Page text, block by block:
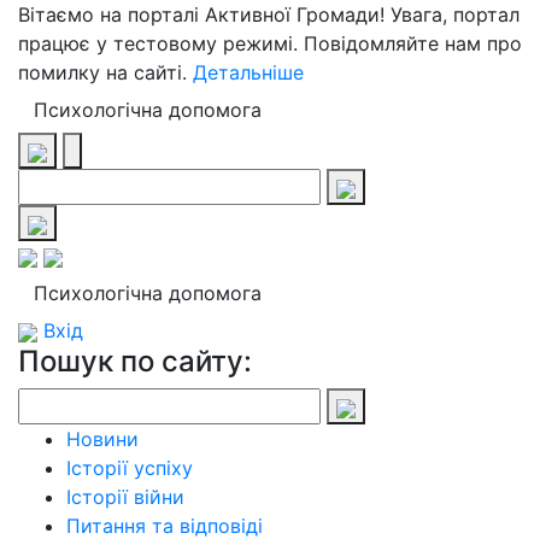
Вітаємо на порталі Активної Громади! Увага, портал
працює у тестовому режимі. Повідомляйте нам про
помилку на сайті. Детальніше
Психологічна допомога
Психологічна допомога
Вхід
Пошук по сайту:
Новини
Історії успіху
Історії війни
Питання та відповіді